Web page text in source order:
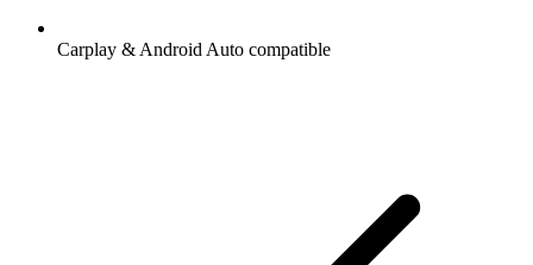
Carplay & Android Auto compatible